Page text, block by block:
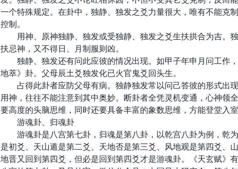
一个特殊规定。在卦中，独静、独发之爻力量很大，唯有不能克
控制。
用神、原神独静、独发或受独静、独发之爻生扶拱合为吉。
扶忌神，又不得日、月制服则凶。
独静、独发还有问此应彼的情况出现。如甲子年申月问工作
地萃》卦。父母辰土爻独发化已火官鬼爻回头生。
占得此卦者应防父母有病。独静独发常以问己答彼的形式出
用神，往往不能注意到其中奥妙。断卦者全凭灵机变通，心神领
要高度的头脑思维，同时还要具备丰富的象数思维，方能登堂入室
游魂卦、归魂卦
游魂卦是八宫第七卦，归魂是第八卦，以乾宫八卦为例，乾
是初爻、天山遁是第二爻、天地否是第三爻、风地观是第四爻、
地晋又回到第四爻，但必是回到第四爻才是游魂卦。《天玄赋》